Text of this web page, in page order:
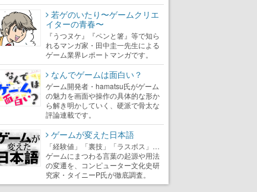
若ゲのいたり〜ゲームクリエ
イターの青春〜
『うつヌケ』『ペンと箸』等で知ら
れるマンガ家・田中圭一先生による
ゲーム業界レポートマンガです。
なんでゲームは面白い？
ゲーム開発者・hamatsu氏がゲーム
の魅力を画面や操作の具体的な形か
ら解き明かしていく、硬派で骨太な
評論連載です。
ゲームが変えた日本語
「経験値」「裏技」「ラスボス」…
ゲームにまつわる言葉の起源や用法
の変遷を、コンピューター文化史研
究家・タイニーP氏が徹底調査。